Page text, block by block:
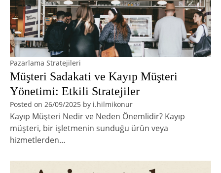
Pazarlama Stratejileri
Müşteri Sadakati ve Kayıp Müşteri
Yönetimi: Etkili Stratejiler
Posted on 26/09/2025 by i.hilmikonur
Kayıp Müşteri Nedir ve Neden Önemlidir? Kayıp
müşteri, bir işletmenin sunduğu ürün veya
hizmetlerden…